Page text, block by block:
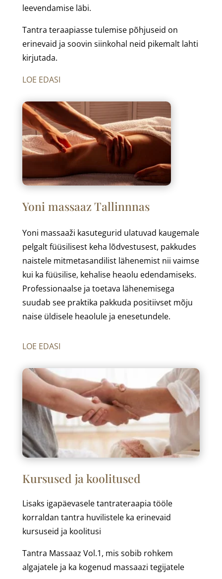
leevendamise läbi.
Tantra teraapiasse tulemise põhjuseid on
erinevaid ja soovin siinkohal neid pikemalt lahti
kirjutada.
LOE EDASI
Yoni massaaz Tallinnnas
Yoni massaaži kasutegurid ulatuvad kaugemale
pelgalt füüsilisest keha lõdvestusest, pakkudes
naistele mitmetasandilist lähenemist nii vaimse
kui ka füüsilise, kehalise heaolu edendamiseks.
Professionaalse ja toetava lähenemisega
suudab see praktika pakkuda positiivset mõju
naise üldisele heaolule ja enesetundele.
LOE EDASI
Kursused ja koolitused
Lisaks igapäevasele tantrateraapia tööle
korraldan tantra huvilistele ka erinevaid
kursuseid ja koolitusi
Tantra Massaaz Vol.1, mis sobib rohkem
algajatele ja ka kogenud massaazi tegijatele